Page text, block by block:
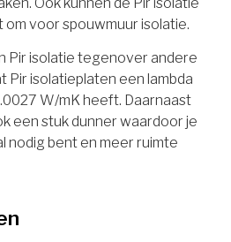
voor spouwmuur isolatie.
Pir isolatie tegenover andere
Pir isolatieplaten een lambda
W/mK heeft. Daarnaast
een stuk dunner waardoor je
nodig bent en meer ruimte